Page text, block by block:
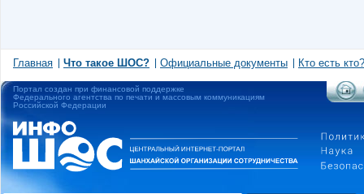
Главная Что такое ШОС? Официальные документы Кто есть кто?
Портал создан при финансовой поддержке
Федерального агентства по печати и массовым коммуникациям
Российской Федерации